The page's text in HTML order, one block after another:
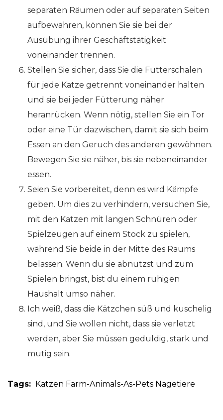
separaten Räumen oder auf separaten Seiten
aufbewahren, können Sie sie bei der
Ausübung ihrer Geschäftstätigkeit
voneinander trennen.
Stellen Sie sicher, dass Sie die Futterschalen
für jede Katze getrennt voneinander halten
und sie bei jeder Fütterung näher
heranrücken. Wenn nötig, stellen Sie ein Tor
oder eine Tür dazwischen, damit sie sich beim
Essen an den Geruch des anderen gewöhnen.
Bewegen Sie sie näher, bis sie nebeneinander
essen.
Seien Sie vorbereitet, denn es wird Kämpfe
geben. Um dies zu verhindern, versuchen Sie,
mit den Katzen mit langen Schnüren oder
Spielzeugen auf einem Stock zu spielen,
während Sie beide in der Mitte des Raums
belassen. Wenn du sie abnutzst und zum
Spielen bringst, bist du einem ruhigen
Haushalt umso näher.
Ich weiß, dass die Kätzchen süß und kuschelig
sind, und Sie wollen nicht, dass sie verletzt
werden, aber Sie müssen geduldig, stark und
mutig sein.
Tags: Katzen Farm-Animals-As-Pets Nagetiere